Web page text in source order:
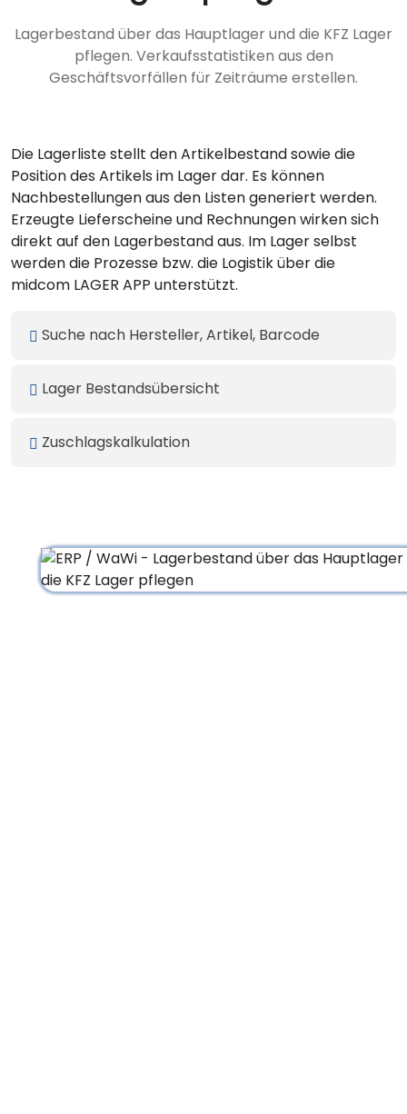
Lagerbestand über das Hauptlager und die KFZ Lager
pflegen. Verkaufsstatistiken aus den
Geschäftsvorfällen für Zeiträume erstellen.
Die Lagerliste stellt den Artikelbestand sowie die
Position des Artikels im Lager dar. Es können
Nachbestellungen aus den Listen generiert werden.
Erzeugte Lieferscheine und Rechnungen wirken sich
direkt auf den Lagerbestand aus. Im Lager selbst
werden die Prozesse bzw. die Logistik über die
midcom LAGER APP unterstützt.
Suche nach Hersteller, Artikel, Barcode
Lager Bestandsübersicht
Zuschlagskalkulation